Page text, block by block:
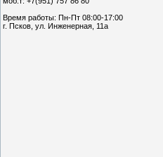
Время работы: Пн-Пт 08:00-17:00
г. Псков, ул. Инженерная, 11а